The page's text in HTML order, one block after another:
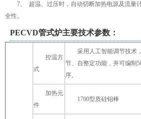
7、 超温、过压时，自动切断加热电源及流量
全性。
PECVD管式炉主要技术参数：
控温方
式
采用人工智能调节技术
节、自整定功能，并可编制
序。
加热元
件
1700型质硅钼棒